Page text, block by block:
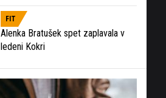
FIT
Alenka Bratušek spet zaplavala v
ledeni Kokri